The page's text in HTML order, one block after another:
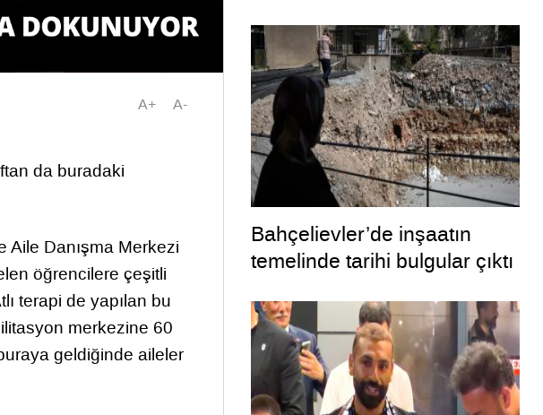
A+ A-
da buradaki
Aile Danışma Merkezi
öğrencilere çeşitli
terapi de yapılan bu
merkezine 60
geldiğinde aileler
Bahçelievler’de inşaatın
temelinde tarihi bulgular çıktı